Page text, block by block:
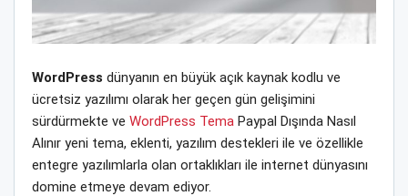
WordPress dünyanın en büyük açık kaynak kodlu ve
ücretsiz yazılımı olarak her geçen gün gelişimini
sürdürmekte ve WordPress Tema Paypal Dışında Nasıl
Alınır yeni tema, eklenti, yazılım destekleri ile ve özellikle
entegre yazılımlarla olan ortaklıkları ile internet dünyasını
domine etmeye devam ediyor.